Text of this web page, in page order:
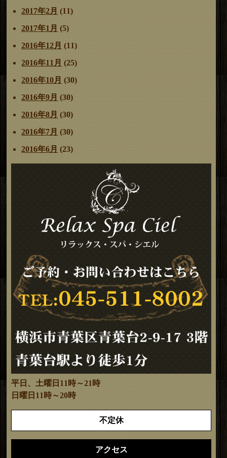
2017年2月 (11)
2017年1月 (5)
2016年12月 (11)
2016年11月 (25)
2016年10月 (30)
2016年9月 (30)
2016年8月 (30)
2016年7月 (30)
2016年6月 (23)
平日、土曜日11時～21時
日曜日11時～20時
不定休
アクセス